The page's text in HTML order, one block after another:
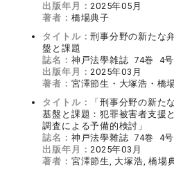
出版年月：2025年05月
著者： 橋場典子
タイトル：刑事分野の新たな
盤と課題
誌名： 神戸法學雑誌 74巻 4号
出版年月：2025年03月
著者： 宮澤節生・大塚浩・橋
タイトル：
「刑事分野の新た
基盤と課題：犯罪被害者支援
調査による予備的検討」
誌名： 神戸法學雜誌 74巻 4号
出版年月：2025年03月
著者： 宮澤節生, 大塚浩, 橋場